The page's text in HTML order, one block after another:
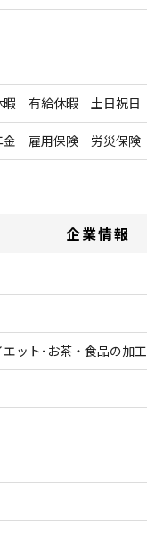
暇 有給休暇 土日祝日
金 雇用保険 労災保険
企業情報
ット･お茶・食品の加